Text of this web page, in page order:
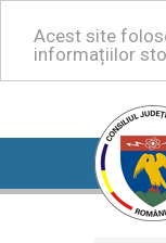
Acest site
informațiilor